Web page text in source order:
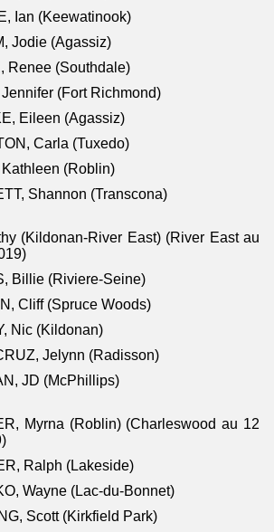
Ian (Keewatinook)
Jodie (Agassiz)
Renee (Southdale)
(Fort Richmond)
Eileen (Agassiz)
Carla (Tuxedo)
(Roblin)
Shannon (Transcona)
(Kildonan-River East) (River East au
Billie (Riviere-Seine)
Cliff (Spruce Woods)
Nic (Kildonan)
Jelynn (Radisson)
JD (McPhillips)
Myrna (Roblin) (Charleswood au 12
Ralph (Lakeside)
Wayne (Lac-du-Bonnet)
Scott (Kirkfield Park)